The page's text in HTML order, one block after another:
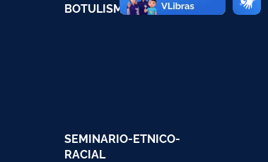
BOTULISMO
SEMINARIO-ETNICO-
RACIAL